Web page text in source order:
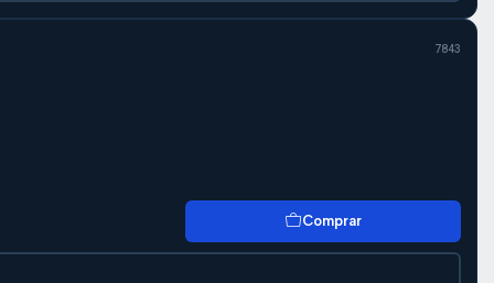
7843
Comprar